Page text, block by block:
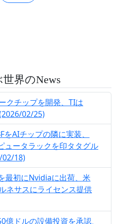
界のNews
クチップを開発、TIは
02/25)
AIチップの隣に実装、
ュータラックを印タタグル
02/18)
最初にNvidiaに出荷、米
ネサスにライセンス提供
億ドルの設備投資を承認、